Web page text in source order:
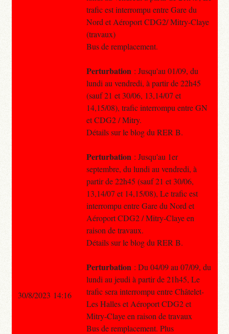
trafic est interrompu entre Gare du
Nord et Aéroport CDG2/ Mitry-Claye
(travaux)
Bus de remplacement.
Perturbation : Jusqu'au 01/09, du
lundi au vendredi, à partir de 22h45
(sauf 21 et 30/06, 13,14/07 et
14,15/08), trafic interrompu entre GN
et CDG2 / Mitry.
Détails sur le blog du RER B.
Perturbation : Jusqu'au 1er
septembre, du lundi au vendredi, à
partir de 22h45 (sauf 21 et 30/06,
13,14/07 et 14,15/08), Le trafic est
interrompu entre Gare du Nord et
Aéroport CDG2 / Mitry-Claye en
raison de travaux.
Détails sur le blog du RER B.
Perturbation : Du 04/09 au 07/09, du
lundi au jeudi à partir de 21h45, Le
trafic sera interrompu entre Châtelet-
Les Halles et Aéroport CDG2 et
Mitry-Claye en raison de travaux
Bus de remplacement. Plus
30/8/2023 14:16